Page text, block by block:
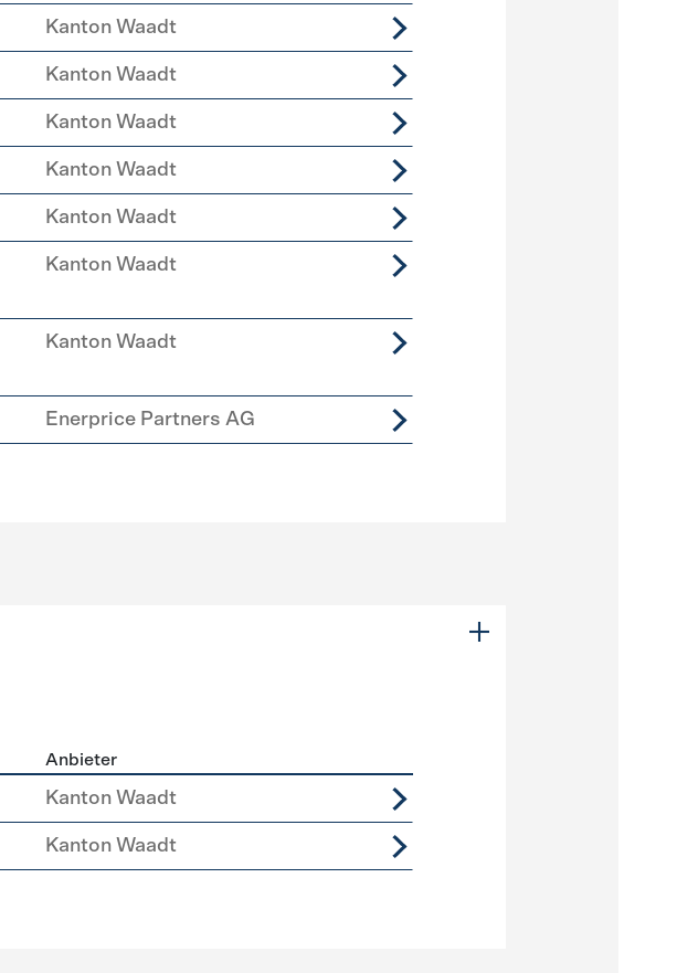
Kanton Waadt
Kanton Waadt
Kanton Waadt
Kanton Waadt
Kanton Waadt
Kanton Waadt
Kanton Waadt
Enerprice Partners AG
Anbieter
Kanton Waadt
Kanton Waadt